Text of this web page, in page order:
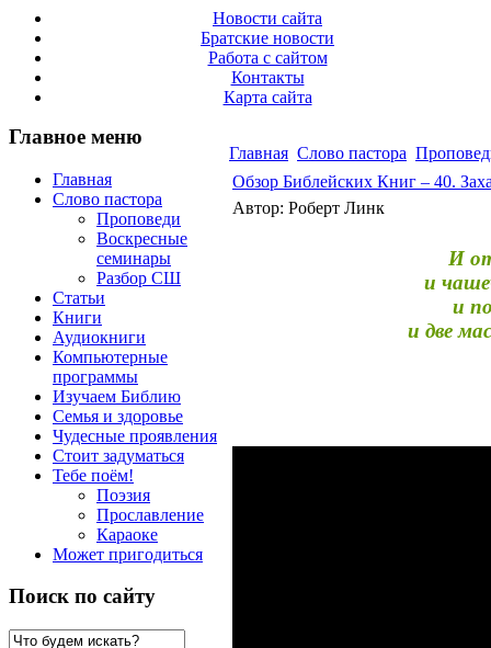
Новости сайта
Братские новости
Работа с сайтом
Контакты
Карта сайта
Главное меню
Главная
Слово пастора
Проповеди
Воскресные
семинары
Разбор СШ
Статьи
Книги
Аудиокниги
Компьютерные
программы
Изучаем Библию
Семья и здоровье
Чудесные проявления
Стоит задуматься
Тебе поём!
Поэзия
Прославление
Караоке
Может пригодиться
Поиск по сайту
Главная Слово пастора
Обзор Библейских Книг – 40.
Автор: Роберт Линк
И
и
и
и две